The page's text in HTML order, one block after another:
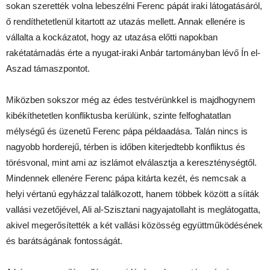
sokan szerették volna lebeszélni Ferenc pápát iraki látogatásáról,
ő rendíthetetlenül kitartott az utazás mellett. Annak ellenére is
vállalta a kockázatot, hogy az utazása előtti napokban
rakétatámadás érte a nyugat-iraki Anbár tartományban lévő Ín el-
Aszad támaszpontot.
Miközben sokszor még az édes testvérünkkel is majdhogynem
kibékíthetetlen konfliktusba kerülünk, szinte felfoghatatlan
mélységű és üzenetű Ferenc pápa példaadása. Talán nincs is
nagyobb horderejű, térben is időben kiterjedtebb konfliktus és
törésvonal, mint ami az iszlámot elválasztja a kereszténységtől.
Mindennek ellenére Ferenc pápa kitárta kezét, és nemcsak a
helyi vértanú egyházzal találkozott, hanem többek között a síiták
vallási vezetőjével, Ali al-Szisztani nagyajatollaht is meglátogatta,
akivel megerősítették a két vallási közösség együttműködésének
és barátságának fontosságát.